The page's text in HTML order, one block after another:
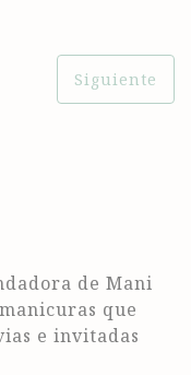
Siguiente
de Mani
que
e invitadas